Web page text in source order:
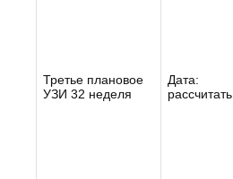
Третье плановое
УЗИ 32 неделя
Дата:
рассчитать